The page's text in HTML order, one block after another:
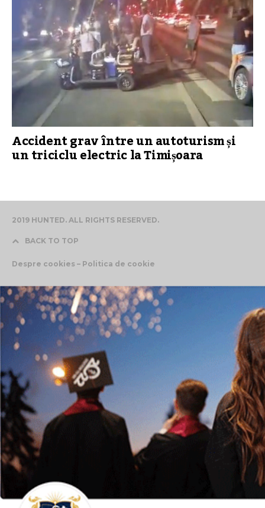
Accident grav între un autoturism și
un triciclu electric la Timișoara
2019 HUNTED. ALL RIGHTS RESERVED.
BACK TO TOP
Despre cookies – Politica de cookie